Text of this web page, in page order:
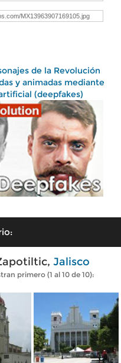
de la Revolución
y animadas mediante
(deepfakes)
Jalisco
primero (1 al 10 de 10):